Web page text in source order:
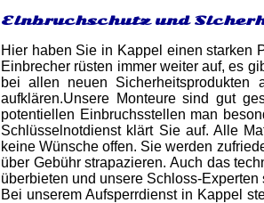
Einbruchschutz und
Hier haben Sie in Kappel einen starken
Einbrecher rüsten immer weiter auf, es
bei allen neuen
aufklären.Unsere Monteure sind gut
potentiellen Einbruchsstellen man
Schlüsselnotdienst klärt Sie auf. Alle
keine Wünsche offen. Sie werden
über Gebühr strapazieren. Auch das
überbieten und unsere Schloss-
Bei unserem Aufsperrdienst in Kappel